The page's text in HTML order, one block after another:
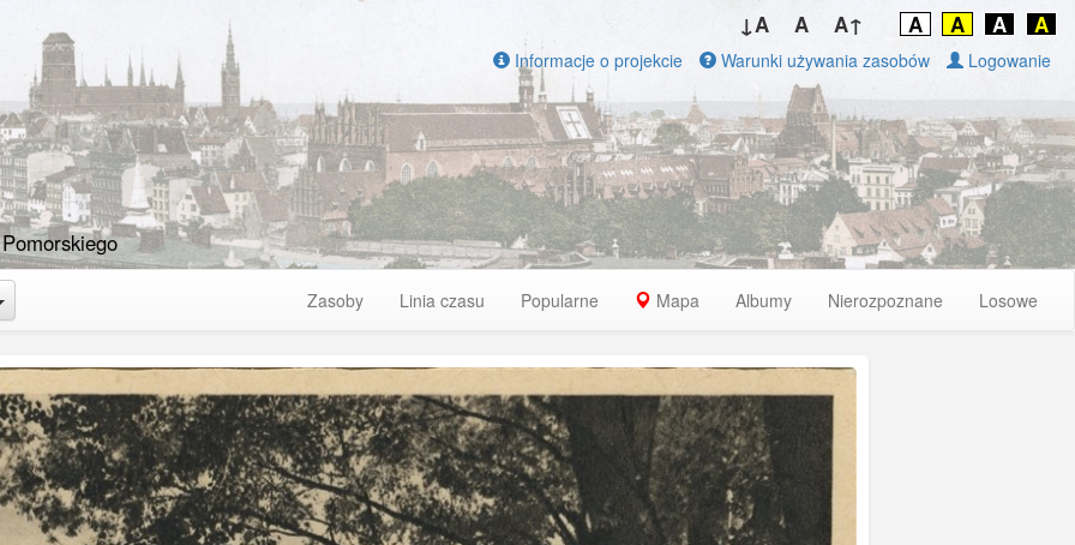
↓A A A↑ A A A A
Informacje o projekcie Warunki używania zasobów Logowanie
Toggle Dropdown Zasoby Linia czasu Popularne Mapa Albumy Nierozpoznane Losowe